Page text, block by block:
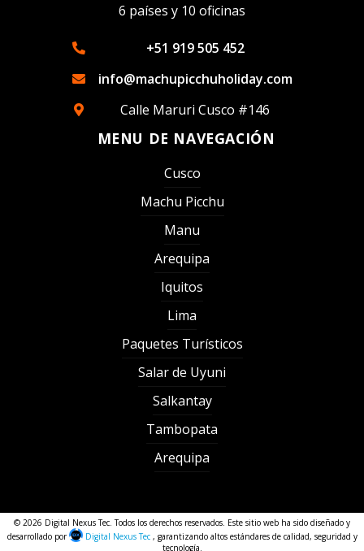
6 países y 10 oficinas
+51 919 505 452
info@machupicchuholiday.com
Calle Maruri Cusco #146
MENU DE NAVEGACIÓN
Cusco
Machu Picchu
Manu
Arequipa
Iquitos
Lima
Paquetes Turísticos
Salar de Uyuni
Salkantay
Tambopata
Arequipa
© 2026 Digital Nexus Tec. Todos los derechos reservados. Este sitio web ha sido diseñado y
desarrollado por
Digital Nexus Tec , garantizando altos estándares de calidad, seguridad y
tecnología.